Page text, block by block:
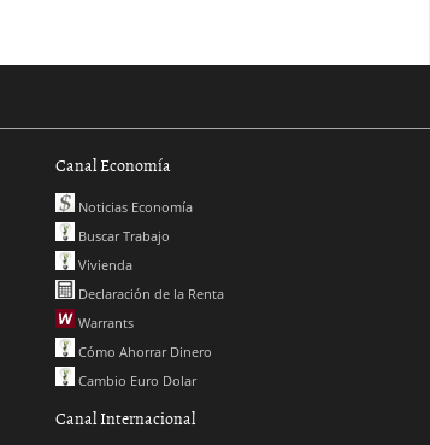
Canal Economía
Noticias Economía
Buscar Trabajo
Vivienda
Declaración de la Renta
Warrants
Cómo Ahorrar Dinero
Cambio Euro Dolar
Canal Internacional